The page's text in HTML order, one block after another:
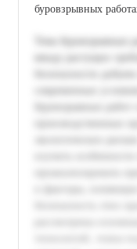
буровзрывных